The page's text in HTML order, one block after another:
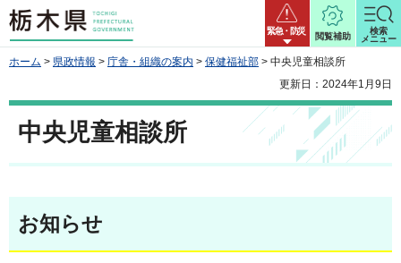
栃木県 緊急・防災
閲覧補助
検索
メニュー
ホーム > 県政情報 > 庁舎・組織の案内 > 保健福祉部 > 中央児童相談所
更新日：2024年1月9日
中央児童相談所
お知らせ